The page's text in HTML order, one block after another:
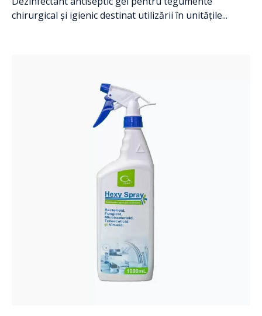
chirurgical și igienic destinat utilizării în unitățile...